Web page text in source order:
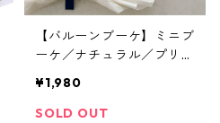
【バルーンブーケ】ミニブ
ーケ／ナチュラル／プリザ
¥1,980
SOLD OUT